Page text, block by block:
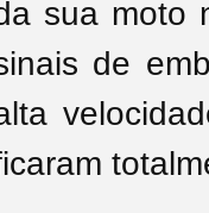
sua moto
de